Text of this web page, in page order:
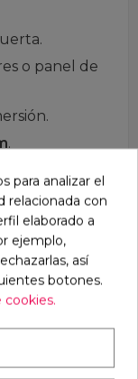
o panel de
.
encarga
del frontal.
o
para analizar el
relacionada con
elaborado a
ejemplo,
así
botones.
cookies.